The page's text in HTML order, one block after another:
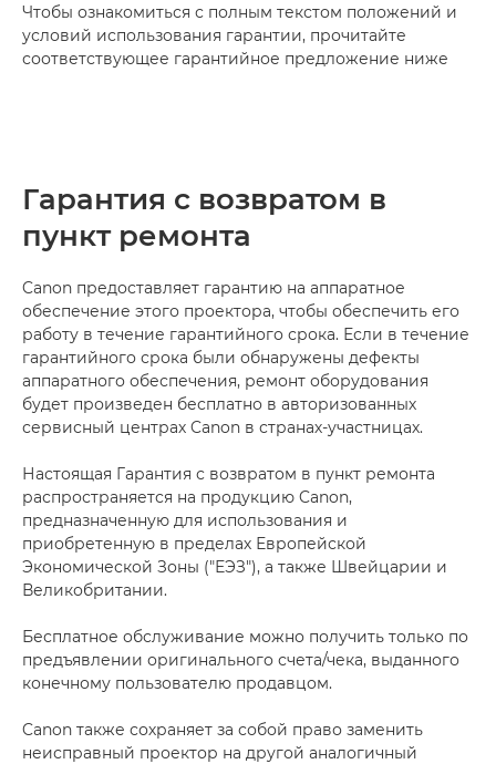
Чтобы ознакомиться с полным текстом положений и
условий использования гарантии, прочитайте
соответствующее гарантийное предложение ниже
Гарантия с возвратом в
пункт ремонта
Canon предоставляет гарантию на аппаратное
обеспечение этого проектора, чтобы обеспечить его
работу в течение гарантийного срока. Если в течение
гарантийного срока были обнаружены дефекты
аппаратного обеспечения, ремонт оборудования
будет произведен бесплатно в авторизованных
сервисный центрах Canon в странах-участницах.
Настоящая Гарантия с возвратом в пункт ремонта
распространяется на продукцию Canon,
предназначенную для использования и
приобретенную в пределах Европейской
Экономической Зоны ("ЕЭЗ"), а также Швейцарии и
Великобритании.
Бесплатное обслуживание можно получить только по
предъявлении оригинального счета/чека, выданного
конечному пользователю продавцом.
Canon также сохраняет за собой право заменить
неисправный проектор на другой аналогичный